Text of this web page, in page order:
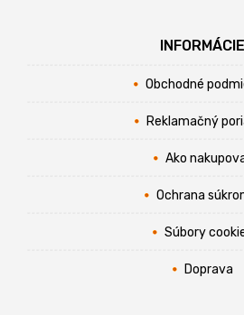
INFORMÁCIE
Obchodné
Reklamačný
Ako
Ochrana
Súbory
Doprava